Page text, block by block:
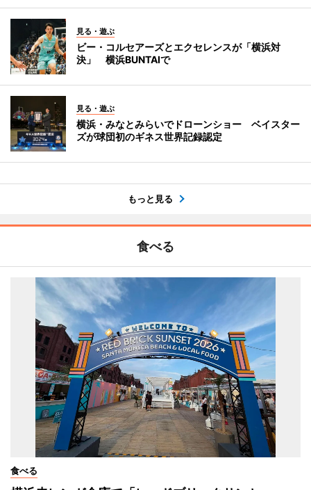
見る・遊ぶ
ビー・コルセアーズとエクセレンスが「横浜対
決」 横浜BUNTAIで
見る・遊ぶ
横浜・みなとみらいでドローンショー ベイスター
ズが球団初のギネス世界記録認定
もっと見る
食べる
食べる